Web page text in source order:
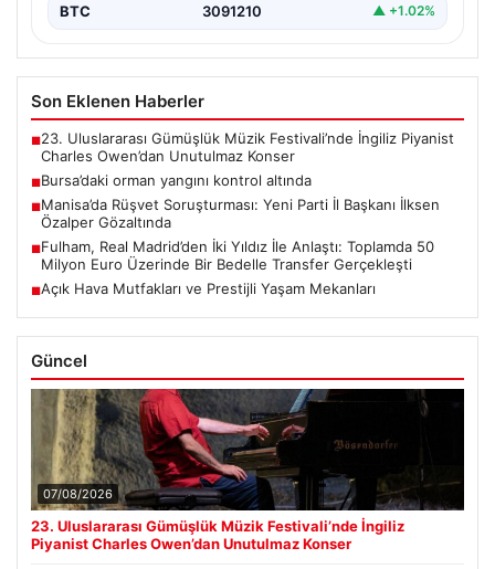
BTC 3091210 ▲ +1.02%
Son Eklenen Haberler
■23. Uluslararası Gümüşlük Müzik Festivali’nde İngiliz Piyanist
Charles Owen’dan Unutulmaz Konser
■Bursa’daki orman yangını kontrol altında
■Manisa’da Rüşvet Soruşturması: Yeni Parti İl Başkanı İlksen
Özalper Gözaltında
■Fulham, Real Madrid’den İki Yıldız İle Anlaştı: Toplamda 50
Milyon Euro Üzerinde Bir Bedelle Transfer Gerçekleşti
■Açık Hava Mutfakları ve Prestijli Yaşam Mekanları
Güncel
07/08/2026
23. Uluslararası Gümüşlük Müzik Festivali’nde İngiliz
Piyanist Charles Owen’dan Unutulmaz Konser